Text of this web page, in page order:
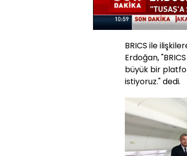
Sesi
Yüklendi:
7.19%
BRICS ile
Erdoğan,
büyük bir
istiyoruz." dedi.